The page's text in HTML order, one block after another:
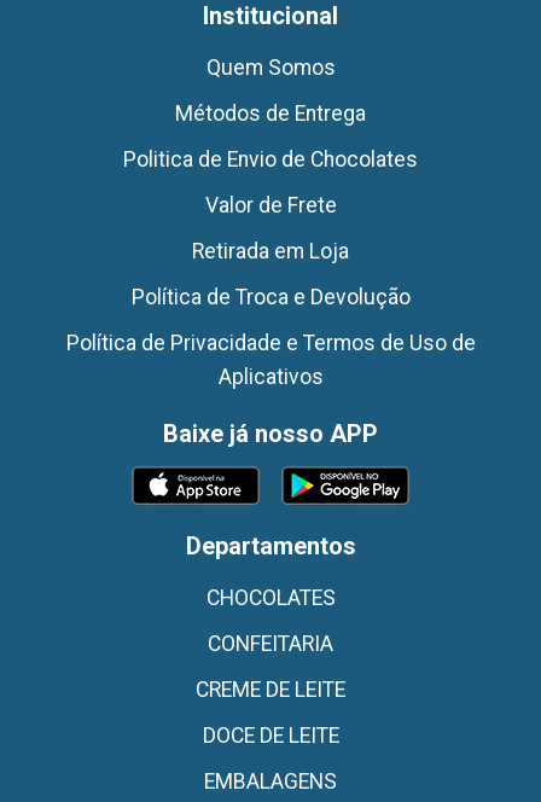
Institucional
Quem Somos
Métodos de Entrega
Politica de Envio de Chocolates
Valor de Frete
Retirada em Loja
Política de Troca e Devolução
Política de Privacidade e Termos de Uso de
Aplicativos
Baixe já nosso APP
Departamentos
CHOCOLATES
CONFEITARIA
CREME DE LEITE
DOCE DE LEITE
EMBALAGENS